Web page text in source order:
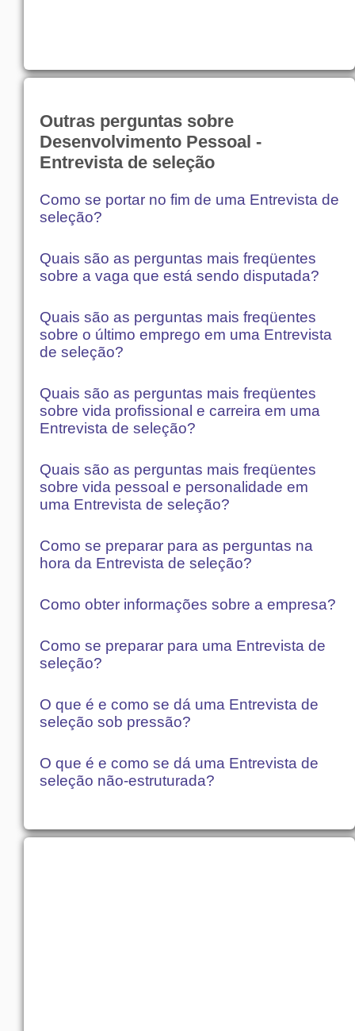
Outras perguntas sobre
Desenvolvimento Pessoal -
Entrevista de seleção
Como se portar no fim de uma Entrevista de
seleção?
Quais são as perguntas mais freqüentes
sobre a vaga que está sendo disputada?
Quais são as perguntas mais freqüentes
sobre o último emprego em uma Entrevista
de seleção?
Quais são as perguntas mais freqüentes
sobre vida profissional e carreira em uma
Entrevista de seleção?
Quais são as perguntas mais freqüentes
sobre vida pessoal e personalidade em
uma Entrevista de seleção?
Como se preparar para as perguntas na
hora da Entrevista de seleção?
Como obter informações sobre a empresa?
Como se preparar para uma Entrevista de
seleção?
O que é e como se dá uma Entrevista de
seleção sob pressão?
O que é e como se dá uma Entrevista de
seleção não-estruturada?